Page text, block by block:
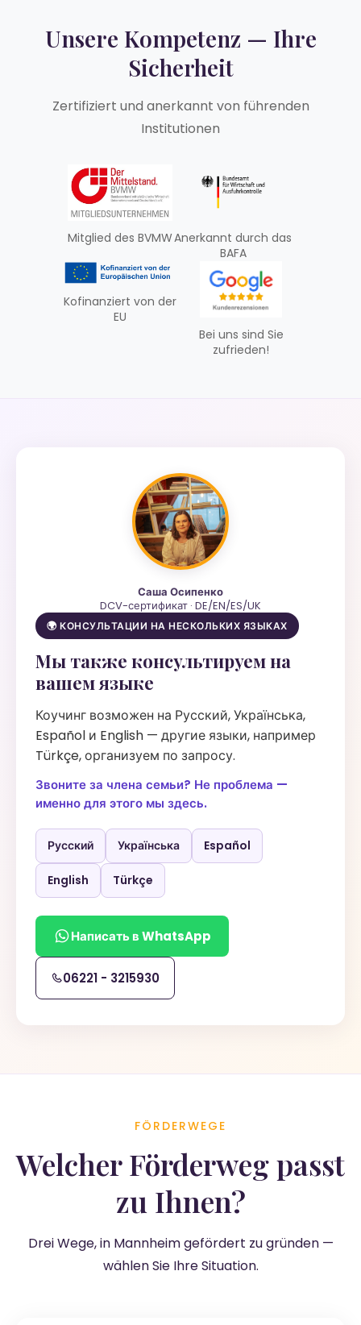
Unsere Kompetenz — Ihre
Sicherheit
Zertifiziert und anerkannt von führenden
Institutionen
Mitglied des BVMWAnerkannt durch das
BAFA
Kofinanziert von der
EU
Bei uns sind Sie
zufrieden!
Саша Осипенко
DCV-сертификат · DE/EN/ES/UK
🌍 КОНСУЛЬТАЦИИ НА НЕСКОЛЬКИХ ЯЗЫКАХ
Мы также консультируем на
вашем языке
Коучинг возможен на Русский, Українська,
Español и English — другие языки, например
Türkçe, организуем по запросу.
Звоните за члена семьи? Не проблема —
именно для этого мы здесь.
Русский Українська Español
English Türkçe
Написать в WhatsApp
06221 - 3215930
FÖRDERWEGE
Welcher Förderweg passt
zu Ihnen?
Drei Wege, in Mannheim gefördert zu gründen —
wählen Sie Ihre Situation.